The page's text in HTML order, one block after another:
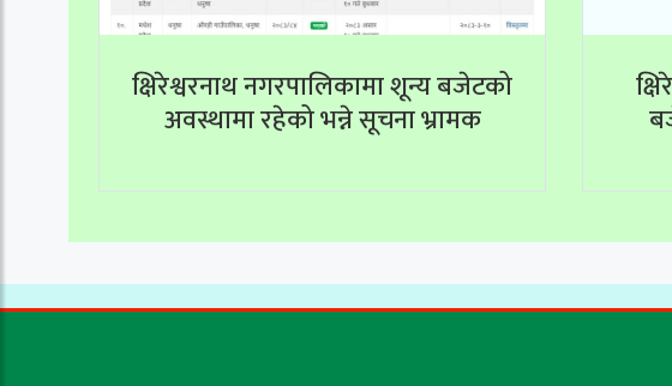
क्षिरेश्वरनाथ नगरपालिकामा शून्य बजेटको
अवस्थामा रहेको भन्ने सूचना भ्रामक